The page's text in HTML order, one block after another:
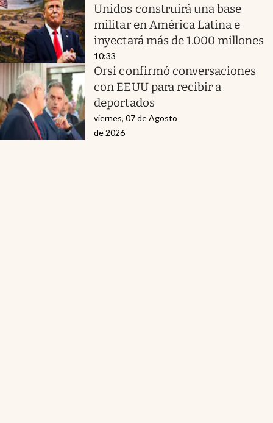
Unidos construirá una base
militar en América Latina e
inyectará más de 1.000 millones
10:33
Orsi confirmó conversaciones
con EEUU para recibir a
deportados
viernes, 07 de Agosto
de 2026